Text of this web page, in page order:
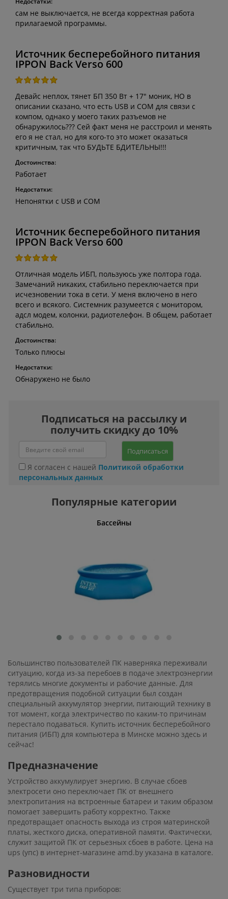
сам не выключается, не всегда корректная работа
прилагаемой программы.
Источник бесперебойного питания
IPPON Back Verso 600
Девайс неплох, тянет БП 350 Вт + 17" моник, НО в
описании сказано, что есть USB и COM для связи с
компом, однако у моего таких разъемов не
обнаружилось??? Сей факт меня не расстроил и менять
его я не стал, но для кого-то это может оказаться
критичным, так что БУДЬТЕ БДИТЕЛЬНЫ!!!
Достоинства:
Работает
Недостатки:
Непонятки с USB и COM
Источник бесперебойного питания
IPPON Back Verso 600
Отличная модель ИБП, пользуюсь уже полтора года.
Замечаний никаких, стабильно переключается при
исчезновении тока в сети. У меня включено в него
всего и всякого. Системник разумеется с монитором,
адсл модем, колонки, радиотелефон. В общем, работает
стабильно.
Достоинства:
Только плюсы
Недостатки:
Обнаружено не было
Подписаться на рассылку и
получить скидку до 10%
Подписаться
Я согласен с нашей Политикой обработки
персональных данных
Популярные категории
Бассейны
Большинство пользователей ПК наверняка переживали
ситуацию, когда из-за перебоев в подаче электроэнергии
терялись многие документы и рабочие данные. Для
предотвращения подобной ситуации был создан
специальный аккумулятор энергии, питающий технику в
тот момент, когда электричество по каким-то причинам
перестало подаваться. Купить источник бесперебойного
питания (ИБП) для компьютера в Минске можно здесь и
сейчас!
Предназначение
Устройство аккумулирует энергию. В случае сбоев
электросети оно переключает ПК от внешнего
электропитания на встроенные батареи и таким образом
помогает завершить работу корректно. Также
предотвращает опасность выхода из строя материнской
платы, жесткого диска, оперативной памяти. Фактически,
служит защитой ПК от серьезных сбоев в работе. Цена на
ups (упс) в интернет-магазине amd.by указана в каталоге.
Разновидности
Существует три типа приборов: